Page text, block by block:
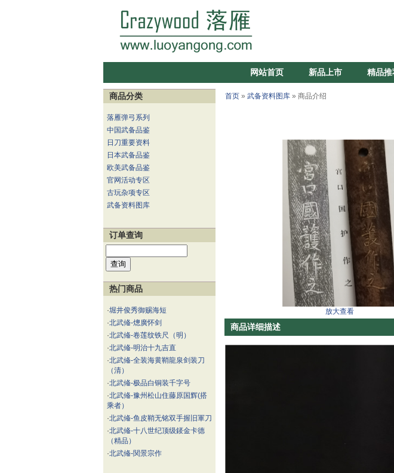
网站首页 新品上市 精品推
商品分类
落雁弹弓系列
中国武备品鉴
日刀重要资料
日本武备品鉴
欧美武备品鉴
官网活动专区
古玩杂项专区
武备资料图库
订单查询
热门商品
·堀井俊秀御赐海短
·北武偹-熜廣怀剑
·北武偹-卷莲纹铁尺（明）
·北武偹-明治十九吉直
·北武偹-全装海黄鞘龍泉剑装刀
（清）
·北武偹-极品白铜装千字号
·北武偹-豫州松山住藤原国辉(搭
乘者）
·北武偹-鱼皮鞘无铭双手握旧軍刀
·北武偹-十八世纪顶级錽金卡德
（精品）
·北武偹-関景宗作
首页 » 武备资料图库 » 商品介绍
放大查看
商品详细描述